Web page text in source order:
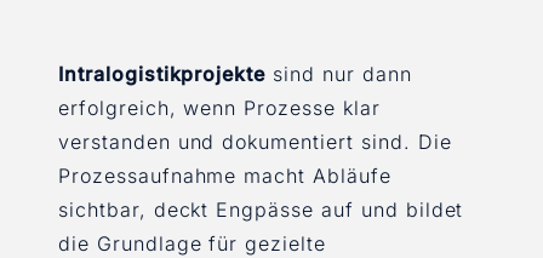
Intralogistikprojekte sind nur dann
erfolgreich, wenn Prozesse klar
verstanden und dokumentiert sind. Die
Prozessaufnahme macht Abläufe
sichtbar, deckt Engpässe auf und bildet
die Grundlage für gezielte